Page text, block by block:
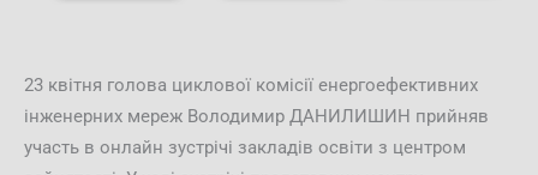
23 квітня голова циклової комісії енергоефективних
інженерних мереж Володимир ДАНИЛИШИН прийняв
участь в онлайн зустрічі закладів освіти з центром